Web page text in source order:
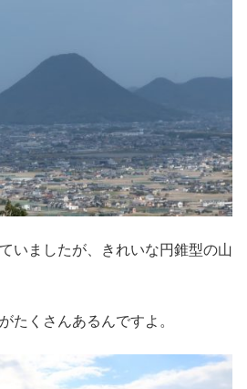
いましたが、きれいな円錐型の山
たくさんあるんですよ。